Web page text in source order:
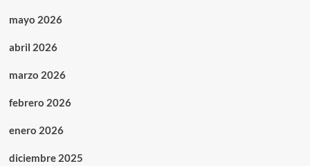
mayo 2026
abril 2026
marzo 2026
febrero 2026
enero 2026
diciembre 2025